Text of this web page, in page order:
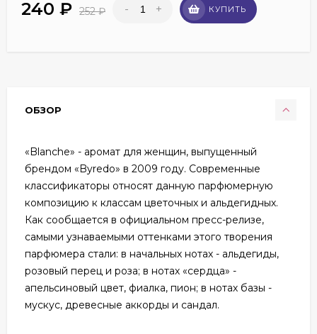
240 ₽ 252₽ - + КУПИТЬ
ОБЗОР
«Blanche» - аромат для женщин, выпущенный
брендом «Byredo» в 2009 году. Современные
классификаторы относят данную парфюмерную
композицию к классам цветочных и альдегидных.
Как сообщается в официальном пресс-релизе,
самыми узнаваемыми оттенками этого творения
парфюмера стали: в начальных нотах - альдегиды,
розовый перец и роза; в нотах «сердца» -
апельсиновый цвет, фиалка, пион; в нотах базы -
мускус, древесные аккорды и сандал.